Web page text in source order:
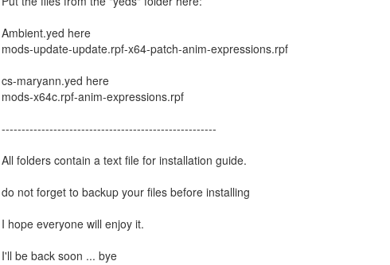
Ambient.yed here
mods-update-update.rpf-x64-patch-anim-expressions.rpf
cs-maryann.yed here
mods-x64c.rpf-anim-expressions.rpf
------------------------------------------------------
All folders contain a text file for installation guide.
do not forget to backup your files before installing
I hope everyone will enjoy it.
I'll be back soon ... bye